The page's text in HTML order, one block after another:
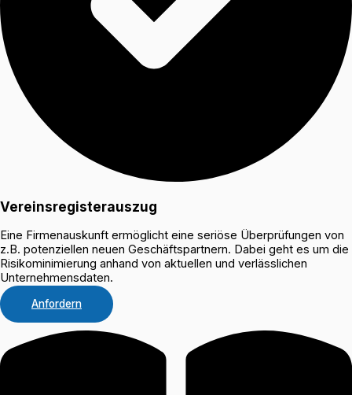
Vereinsregisterauszug
Eine Firmenauskunft ermöglicht eine seriöse Überprüfungen von
z.B. potenziellen neuen Geschäftspartnern. Dabei geht es um die
Risikominimierung anhand von aktuellen und verlässlichen
Unternehmensdaten.
Anfordern